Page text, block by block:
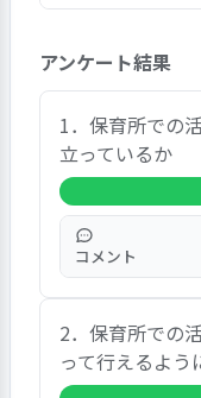
満足」49.2%、
た。
自由意見では、
り、どの職員に
ンス良い給食を
はしっかりと話
拶もしてくれて
やすいので、何
子どもや保護者
保育などに対す
上または検討
ミュニケーシ
アンケート結果
1．保育所での
立っているか
コメント
「はい」の回
見では、「竹
えて下さり感
せられていた
2．保育所での
って行えるよう